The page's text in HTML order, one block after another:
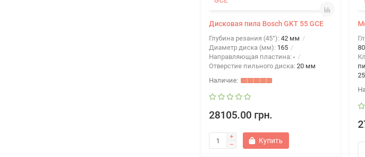
Дисковая пила Bosch GKT 55 GCE
Глубина резания (45°): 42 мм
Диаметр диска (мм): 165
Направляющая пластина: -
Отверстие пильного диска: 20 мм
28105.00 грн.
Купить